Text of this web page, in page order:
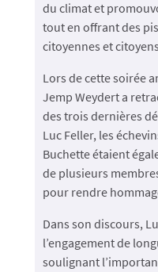
du climat et
tout en offrant des
citoyennes et
Lors de cette soirée
Jemp Weydert a
des trois dernières
Luc Feller, les
Buchette étaient
de plusieurs
pour rendre
Dans son discours,
l’engagement de
soulignant